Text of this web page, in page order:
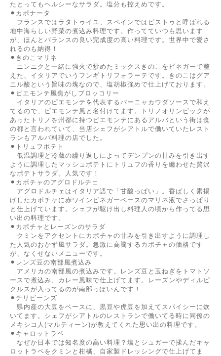
たとってもヘルシーなサラダ。塩分も控えめです。
⚫︎カポナータ
フランスではラタトゥイユ、スペインではピストゥと呼ばれる
地中海らしい野菜の煮込み料理です。作ってていつも思います
が、ほんとバランスの良い完成度の高い料理です。世界中で愛さ
れるのも納得！
⚫︎きのこマリネ
ニンニクと一緒に強火で炒めたミックスきのこをビネガーで整
えた、イタリアでいうフンギトリフォラーテです。きのこはグア
ニル酸という旨味の塊なので、塩胡椒強めで仕上げております。
⚫︎ピエモンテ風焦がしブロッコリー
イタリアのピエモンテを代表するバーニャカウダソースで和え
てるので、ピエモンテ風と名付けてます。トリノオリンピックが
あったトリノを州都に持つピエモンテにあるアルバという街は食
の都と言われていて、当店シェフがシアトルで働いていたレスト
ランもアルバ料理の店でした。
⚫︎トリュフポテト
低温調理と冷蔵の繰り返しによってデンプンの甘みを引き出す
ように調理したマッシュポテトにトリュフの香りを纏わせた贅沢
なポテトサラダ。人気です！
⚫︎カボチャのアグロドルチェ
アグロドルチェはイタリア語で「甘酸っぱい」。香ばしく素揚
げしたカボチャに赤ワインビネガーベースのマリネ液でさっぱり
と仕上げています。シェフが駆け出し料理人の頃から作ってる思
い出の料理です。
⚫︎カボチャとレーズンのサラダ
クミンをアクセントにカボチャの甘みを引き出すように調理し
た人気のおかず風サラダ。急激に高騰するカボチャの価格です
が、なくせないメニューです。
⚫︎レンズ豆の南部風煮込み
アメリカの南部風の煮込みです。レンズ豆と玉ねぎをトマトソ
ースで煮込み、カレー風味で仕上げてます。レーズンやディルピ
クルスが入ってるのが南部っぽいんです！
⚫︎チリビーンズ
県内産の大豆をベースに、黒豆や虎豆を加えてスパイシーに炊
いてます。シェフがシアトルのレストランで働いてる時に同僚の
メキシコ人(マルティーン)が教えてくれた思い出の料理です。
⚫︎キャロットラペ
なぜか日本では知名度の高い料理？塩とシュガーで揉んだキャ
ロットラペをクミンと柑橘、自家製ドレッシングで仕上げてま